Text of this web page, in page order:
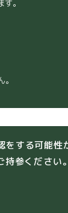
。
をする可能性
持参ください